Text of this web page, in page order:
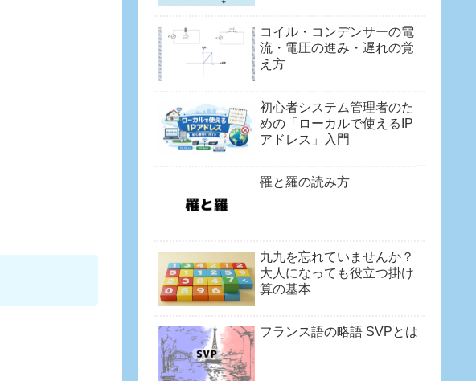
コイル・コンデンサーの電
流・電圧の進み・遅れの覚
え方
初心者システム管理者のた
めの「ローカルで使えるIP
アドレス」入門
罹と羅の読み方
九九を忘れていませんか？
大人になっても役立つ掛け
算の基本
フランス語の略語 SVPとは